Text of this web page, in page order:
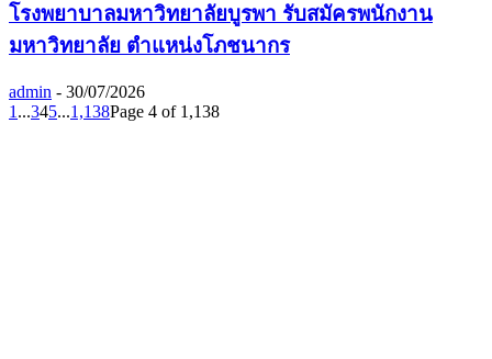
โรงพยาบาลมหาวิทยาลัยบูรพา รับสมัครพนักงาน
มหาวิทยาลัย ตำแหน่งโภชนากร
admin - 30/07/2026
1 ...345...1,138Page 4 of 1,138